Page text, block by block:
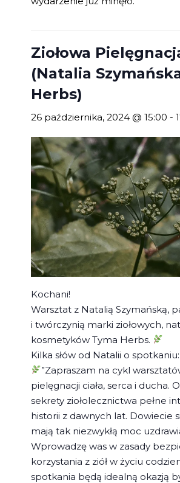
Ziołowa
(Natalia
Herbs)
26 października, 2024 @ 15:00 -
Kochani!
Warsztat z Natalią Szymańską,
i twórczynią marki ziołowych,
kosmetyków Tyma Herbs.
Kilka słów od Natalii o spotkaniu:
”Zapraszam na cykl
pielęgnacji ciała, serca i ducha.
sekrety ziołolecznictwa pełne
historii z dawnych lat. Dowiecie
mają tak niezwykłą moc
Wprowadzę was w zasady
korzystania z ziół w życiu
spotkania będą idealną okazją